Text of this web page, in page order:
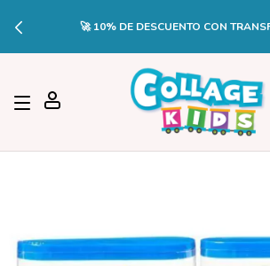
🚀 10% DE DESCUENTO CON